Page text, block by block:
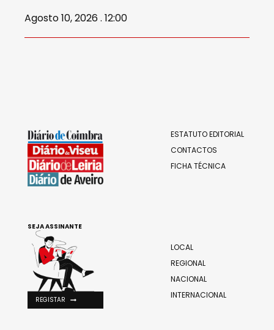
Agosto 10, 2026 . 12:00
ESTATUTO EDITORIAL
CONTACTOS
FICHA TÉCNICA
LOCAL
REGIONAL
NACIONAL
INTERNACIONAL
SEJA ASSINANTE
REGISTAR